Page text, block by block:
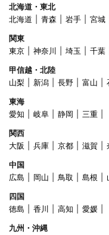
北海道・東北
北海道
青森 岩手 宮城
関東
東京
神奈川 埼玉 千葉
甲信越・北陸
山梨
新潟 長野 富山
東海
愛知
岐阜 静岡
三重
関西
大阪
兵庫 京都 滋賀
中国
広島
岡山 鳥取 島根
四国
徳島
香川 高知
愛媛
九州・沖縄